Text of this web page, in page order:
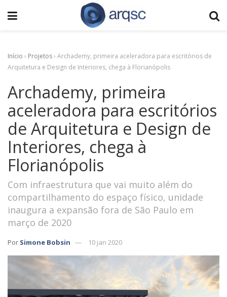
Início › Projetos› Archademy, primeira aceleradora para escritórios de
Arquitetura e Design de Interiores, chega à Florianópolis
Archademy, primeira
aceleradora para escritórios
de Arquitetura e Design de
Interiores, chega à
Florianópolis
Com infraestrutura que vai muito além do
compartilhamento do espaço físico, unidade
inaugura a expansão fora de São Paulo em
março de 2020
Por Simone Bobsin 10 jan 2020